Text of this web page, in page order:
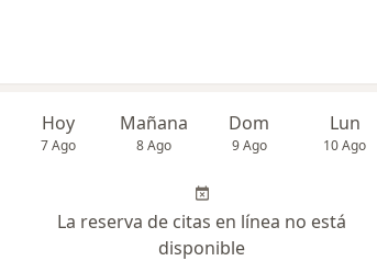
Hoy
7 Ago
Mañana
8 Ago
Dom
9 Ago
Lun
10 Ago
La reserva de citas en línea no está
disponible